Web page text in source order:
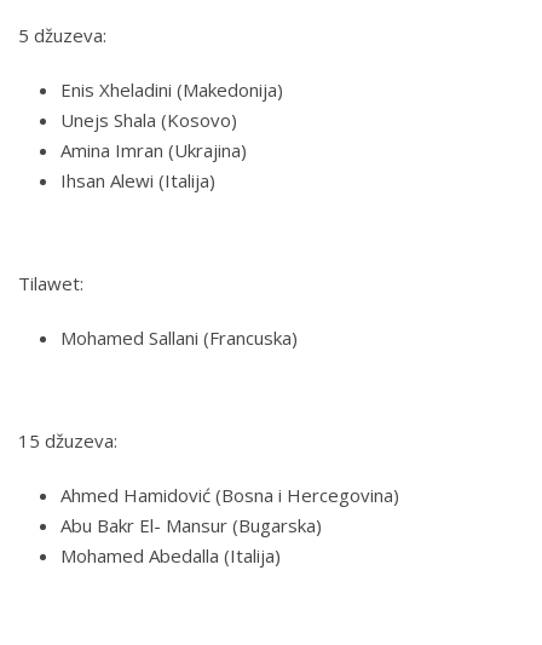
5 džuzeva:
Enis Xheladini (Makedonija)
Unejs Shala (Kosovo)
Amina Imran (Ukrajina)
Ihsan Alewi (Italija)
Tilawet:
Mohamed Sallani (Francuska)
15 džuzeva:
Ahmed Hamidović (Bosna i Hercegovina)
Abu Bakr El- Mansur (Bugarska)
Mohamed Abedalla (Italija)